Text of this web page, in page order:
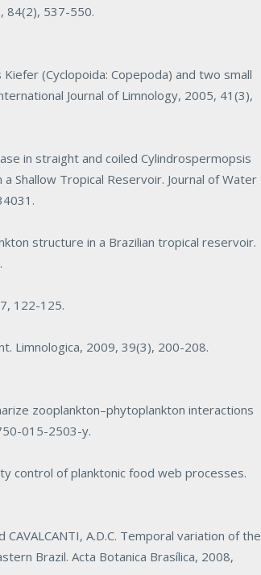
84(2), 537-550.
Kiefer (Cyclopoida: Copepoda) and two small
Journal of Limnology, 2005, 41(3),
in straight and coiledCylindrospermopsis
Shallow Tropical Reservoir. Journal of Water
.
structure in a Brazilian tropical reservoir.
.
122-125.
Limnologica, 2009, 39(3), 200-208.
zooplankton–phytoplankton interactions
015-2503-y.
control of planktonic food web processes.
CAVALCANTI, A.D.C. Temporal variation of the
Brazil.Acta Botanica Brasílica, 2008,